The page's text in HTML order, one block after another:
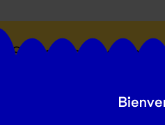
Suivez toutes les